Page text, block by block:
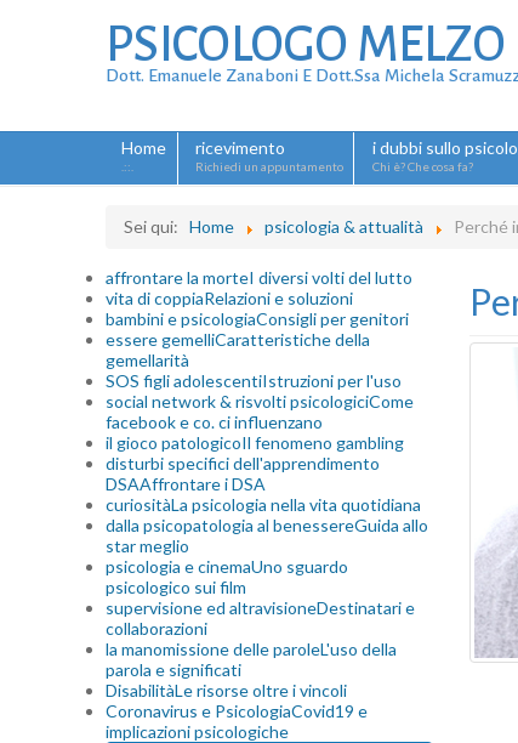
PSICOLOGO MELZO
Dott. Emanuele Zanaboni E Dott.ssa Michela
Home
.::.
ricevimento
Richiedi un appuntamento
i dubbi sullo
Chi è? Che cosa fa?
Sei qui: Home psicologia & attualità Perché
affrontare la morteI diversi volti del lutto
vita di coppiaRelazioni e soluzioni
bambini e psicologiaConsigli per genitori
essere gemelliCaratteristiche della
gemellarità
SOS figli adolescentiIstruzioni per l'uso
social network & risvolti psicologiciCome
facebook e co. ci influenzano
il gioco patologicoIl fenomeno gambling
disturbi specifici dell'apprendimento
DSAAffrontare i DSA
curiositàLa psicologia nella vita quotidiana
dalla psicopatologia al benessereGuida allo
star meglio
psicologia e cinemaUno sguardo
psicologico sui film
supervisione ed altravisioneDestinatari e
collaborazioni
la manomissione delle paroleL'uso della
parola e significati
DisabilitàLe risorse oltre i vincoli
Coronavirus e PsicologiaCovid19 e
implicazioni psicologiche